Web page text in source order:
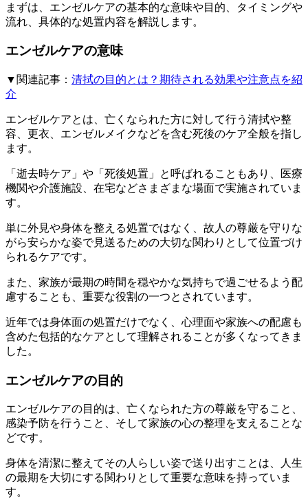
まずは、エンゼルケアの基本的な意味や目的、タイミングや
流れ、具体的な処置内容を解説します。
エンゼルケアの意味
▼関連記事： 清拭の目的とは？期待される効果や注意点を紹
介
エンゼルケアとは、亡くなられた方に対して行う清拭や整
容、更衣、エンゼルメイクなどを含む死後のケア全般を指し
ます。
「逝去時ケア」や「死後処置」と呼ばれることもあり、医療
機関や介護施設、在宅などさまざまな場面で実施されていま
す。
単に外見や身体を整える処置ではなく、故人の尊厳を守りな
がら安らかな姿で見送るための大切な関わりとして位置づけ
られるケアです。
また、家族が最期の時間を穏やかな気持ちで過ごせるよう配
慮することも、重要な役割の一つとされています。
近年では身体面の処置だけでなく、心理面や家族への配慮も
含めた包括的なケアとして理解されることが多くなってきま
した。
エンゼルケアの目的
エンゼルケアの目的は、亡くなられた方の尊厳を守ること、
感染予防を行うこと、そして家族の心の整理を支えることな
どです。
身体を清潔に整えてその人らしい姿で送り出すことは、人生
の最期を大切にする関わりとして重要な意味を持っていま
す。